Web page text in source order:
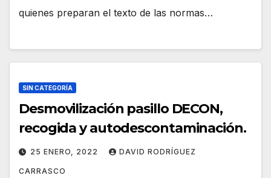
quienes preparan el texto de las normas…
SIN CATEGORÍA
Desmovilización pasillo DECON,
recogida y autodescontaminación.
25 ENERO, 2022 DAVID RODRÍGUEZ
CARRASCO